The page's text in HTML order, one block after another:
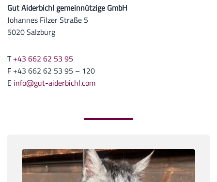
Gut Aiderbichl gemeinnützige GmbH
Johannes Filzer Straße 5
5020 Salzburg
T+43 662 62 53 95
F +43 662 62 53 95 – 120
E info@gut-aiderbichl.com